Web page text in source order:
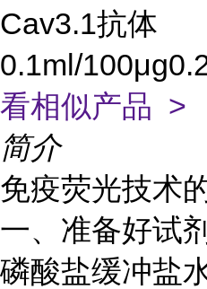
Cav3.1抗体
0.1ml/
看相似产品 >
简介
免疫荧光技术
一、准备好试
磷酸盐缓冲盐